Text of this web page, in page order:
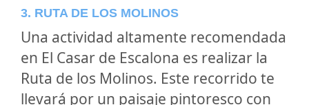
3. RUTA DE LOS MOLINOS
Una actividad altamente recomendada
en El Casar de Escalona es realizar la
Ruta de los Molinos. Este recorrido te
llevará por un paisaje pintoresco con